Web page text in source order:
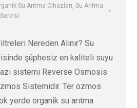
Su Arıtma Cihazları, Su Arıtma
Nereden Alınır? Su
şüphesiz en kaliteli suyu
sistemi Reverse Osmosis
Sistemidir. Ter ozmos
yerde organik su arıtma